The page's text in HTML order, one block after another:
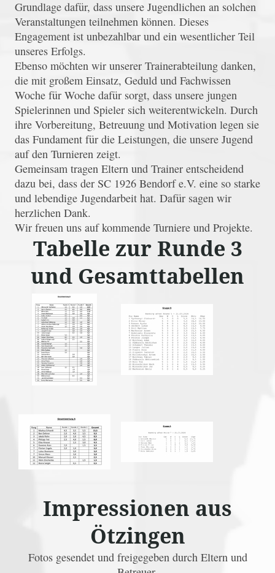
Grundlage dafür, dass unsere Jugendlichen an solchen
Veranstaltungen teilnehmen können. Dieses
Engagement ist unbezahlbar und ein wesentlicher Teil
unseres Erfolgs.
Ebenso möchten wir unserer Trainerabteilung danken,
die mit großem Einsatz, Geduld und Fachwissen
Woche für Woche dafür sorgt, dass unsere jungen
Spielerinnen und Spieler sich weiterentwickeln. Durch
ihre Vorbereitung, Betreuung und Motivation legen sie
das Fundament für die Leistungen, die unsere Jugend
auf den Turnieren zeigt.
Gemeinsam tragen Eltern und Trainer entscheidend
dazu bei, dass der SC 1926 Bendorf e.V. eine so starke
und lebendige Jugendarbeit hat. Dafür sagen wir
herzlichen Dank.
Wir freuen uns auf kommende Turniere und Projekte.
Tabelle zur Runde 3
und Gesamttabellen
Impressionen aus
Ötzingen
Fotos gesendet und freigegeben durch Eltern und